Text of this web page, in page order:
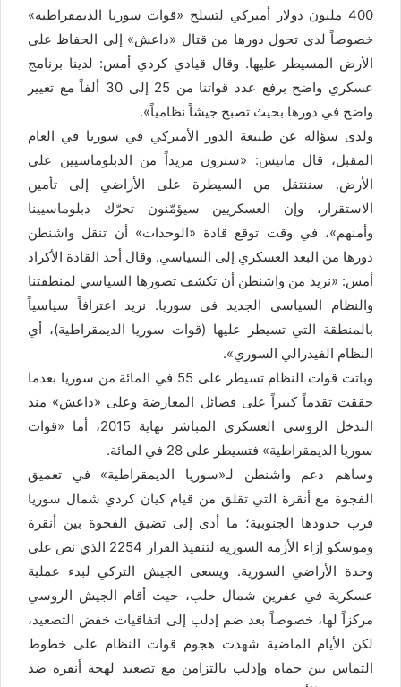
400 مليون دولار أميركي لتسلح «قوات سوريا الديمقراطية»
خصوصاً لدى تحول دورها من قتال «داعش» إلى الحفاظ على
الأرض المسيطر عليها. وقال قيادي كردي أمس: لدينا برنامج
عسكري واضح برفع عدد قواتنا من 25 إلى 30 ألفاً مع تغيير
واضح في دورها بحيث تصبح جيشاً نظامياً».
ولدى سؤاله عن طبيعة الدور الأميركي في سوريا في العام
المقبل، قال ماتيس: «سترون مزيداً من الدبلوماسيين على
الأرض. سننتقل من السيطرة على الأراضي إلى تأمين
الاستقرار، وإن العسكريين سيؤمّنون تحرّك دبلوماسيينا
وأمنهم»، في وقت توقع قادة «الوحدات» أن تنقل واشنطن
دورها من البعد العسكري إلى السياسي. وقال أحد القادة الأكراد
أمس: «نريد من واشنطن أن تكشف تصورها السياسي لمنطقتنا
والنظام السياسي الجديد في سوريا. نريد اعترافاً سياسياً
بالمنطقة التي تسيطر عليها (قوات سوريا الديمقراطية)، أي
النظام الفيدرالي السوري».
وباتت قوات النظام تسيطر على 55 في المائة من سوريا بعدما
حققت تقدماً كبيراً على فصائل المعارضة وعلى «داعش» منذ
التدخل الروسي العسكري المباشر نهاية 2015، أما «قوات
سوريا الديمقراطية» فتسيطر على 28 في المائة.
وساهم دعم واشنطن لـ«سوريا الديمقراطية» في تعميق
الفجوة مع أنقرة التي تقلق من قيام كيان كردي شمال سوريا
قرب حدودها الجنوبية؛ ما أدى إلى تضيق الفجوة بين أنقرة
وموسكو إزاء الأزمة السورية لتنفيذ القرار 2254 الذي نص على
وحدة الأراضي السورية. ويسعى الجيش التركي لبدء عملية
عسكرية في عفرين شمال حلب، حيث أقام الجيش الروسي
مركزاً لها، خصوصاً بعد ضم إدلب إلى اتفاقيات خفض التصعيد،
لكن الأيام الماضية شهدت هجوم قوات النظام على خطوط
التماس بين حماه وإدلب بالتزامن مع تصعيد لهجة أنقرة ضد